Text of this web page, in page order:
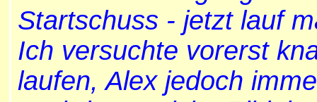
Startschuss - jetzt lauf
Ich versuchte vorerst
laufen, Alex jedoch